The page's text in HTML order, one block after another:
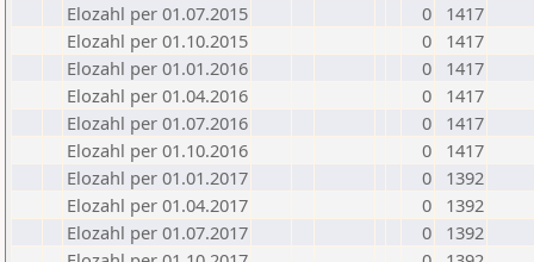
Elozahl per 01.07.2015
0
1417
Elozahl per 01.10.2015
0
1417
Elozahl per 01.01.2016
0
1417
Elozahl per 01.04.2016
0
1417
Elozahl per 01.07.2016
0
1417
Elozahl per 01.10.2016
0
1417
Elozahl per 01.01.2017
0
1392
Elozahl per 01.04.2017
0
1392
Elozahl per 01.07.2017
0
1392